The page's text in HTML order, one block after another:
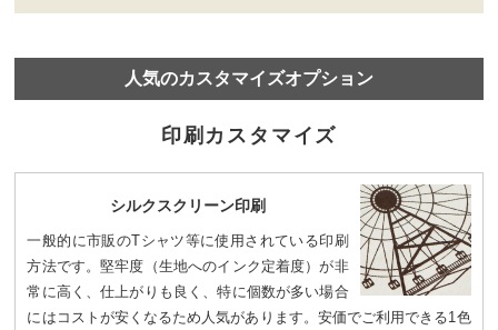
⼈気のカスタマイズオプション
印刷カスタマイズ
シルクスクリーン印刷
一般的に市販のTシャツ等に使用されている印刷
方法です。堅牢度（生地へのインク定着度）が非
常に高く、仕上がりも良く、特に個数が多い場合
にはコストが安くなるため人気があります。安価でご利用できる1色